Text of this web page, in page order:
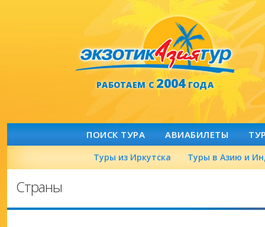
РАБОТАЕМ С2004ГОДА
ПОИСК ТУРА АВИАБИЛЕТЫ
Туры из Иркутска Туры в Азию и
Страны